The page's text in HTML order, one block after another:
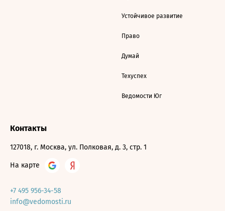
Устойчивое развитие
Право
Думай
Техуспех
Ведомости Юг
Контакты
127018, г. Москва, ул. Полковая, д. 3, стр. 1
На карте
+7 495 956-34-58
info@vedomosti.ru